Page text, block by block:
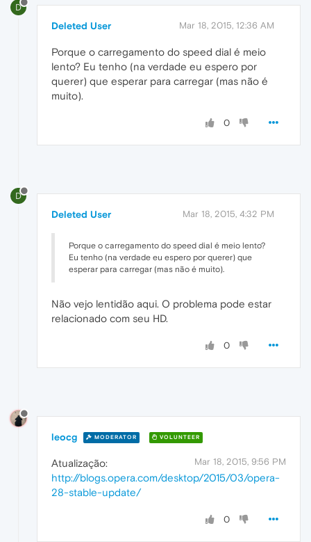
D
Deleted User Mar 18, 2015, 12:36 AM
Porque o carregamento do speed dial é meio
lento? Eu tenho (na verdade eu espero por
querer) que esperar para carregar (mas não é
muito).
0
D
Deleted User Mar 18, 2015, 4:32 PM
Porque o carregamento do speed dial é meio lento?
Eu tenho (na verdade eu espero por querer) que
esperar para carregar (mas não é muito).
Não vejo lentidão aqui. O problema pode estar
relacionado com seu HD.
0
leocg MODERATOR VOLUNTEER
Mar 18, 2015, 9:56 PM
Atualização:
http://blogs.opera.com/desktop/2015/03/opera-
28-stable-update/
0